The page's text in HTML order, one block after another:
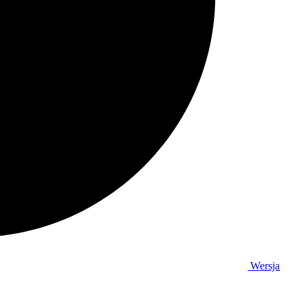
Wersja